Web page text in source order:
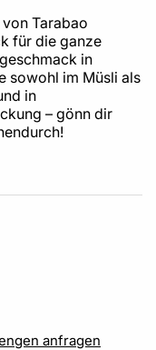
Tarabao
für die ganze
in
sowohl im Müsli als
in
– gönn dir
anfragen